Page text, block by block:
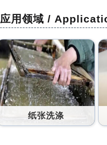
应用领域 /
纸张洗涤